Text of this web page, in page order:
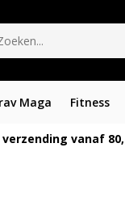
Maga Fitness
vanaf